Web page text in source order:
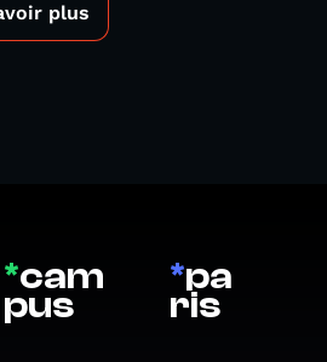
plus
*cam
pus
*pa
ris